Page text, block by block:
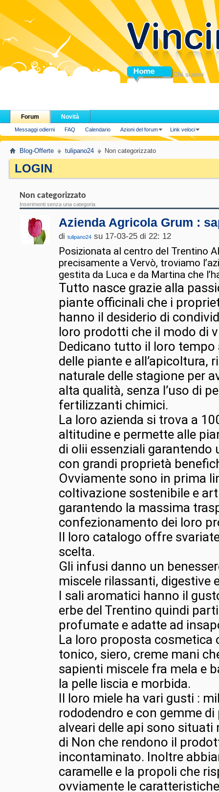
Home Chi siamo
Forum
Messaggi odierni FAQ Calendario Azioni del forum Link veloci
Novità
Blog-Offerte tulipano24 Non categorizzato
LOGIN.
Non categorizzato
Inserimenti senza una categoria
Azienda Agricola Grum :
di tulipano24 su 17-03-25 di 22: 12
Posizionata al centro del Trentino
precisamente a Vervò, troviamo
gestita da Luca e da Martina che
Tutto nasce grazie alla
piante officinali che i
hanno il desiderio di
loro prodotti che il modo di
Dedicano tutto il loro
delle piante e all’apicoltura,
naturale delle stagione per
alta qualità, senza l’uso di
fertilizzanti chimici.
La loro azienda si trova a
altitudine e permette alle
di olii essenziali
con grandi proprietà
Ovviamente sono in prima
coltivazione sostenibile e
garantendo la massima
confezionamento dei loro
Il loro catalogo offre
scelta.
Gli infusi danno un
miscele rilassanti, digestive
I sali aromatici hanno il
erbe del Trentino quindi
profumate e adatte ad
La loro proposta cosmetica
tonico, siero, creme mani
sapienti miscele fra mela e
la pelle liscia e morbida.
Il loro miele ha vari gusti :
rododendro e con gemme
alveari delle api sono situati
di Non che rendono il
incontaminato. Inoltre
caramelle e la propoli che
ovviamente le